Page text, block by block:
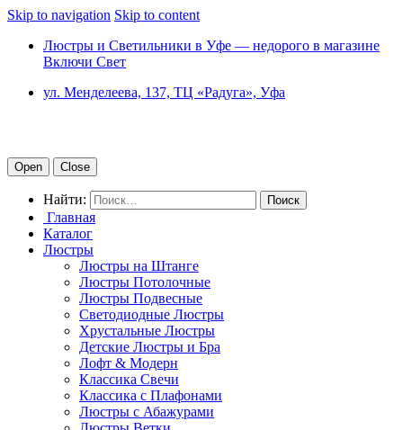
Skip to navigation Skip to content
Люстры и Светильники в Уфе — недорого в магазине
Включи Свет
ул. Менделеева, 137, ТЦ «Радуга», Уфа
Open Close
Найти:
Главная
Каталог
Люстры
Люстры на Штанге
Люстры Потолочные
Люстры Подвесные
Светодиодные Люстры
Хрустальные Люстры
Детские Люстры и Бра
Лофт & Модерн
Классика Свечи
Классика с Плафонами
Люстры с Абажурами